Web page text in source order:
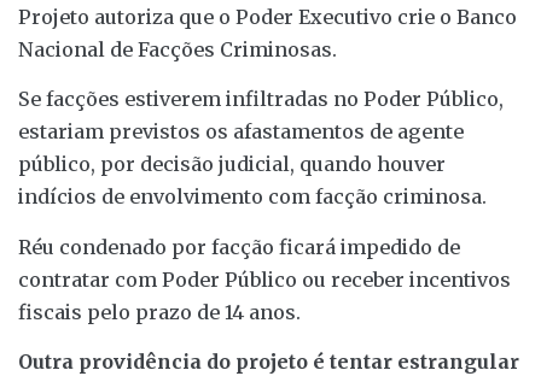
Projeto autoriza que o Poder Executivo crie o Banco
Nacional de Facções Criminosas.
Se facções estiverem infiltradas no Poder Público,
estariam previstos os afastamentos de agente
público, por decisão judicial, quando houver
indícios de envolvimento com facção criminosa.
Réu condenado por facção ficará impedido de
contratar com Poder Público ou receber incentivos
fiscais pelo prazo de 14 anos.
Outra providência do projeto é tentar estrangular